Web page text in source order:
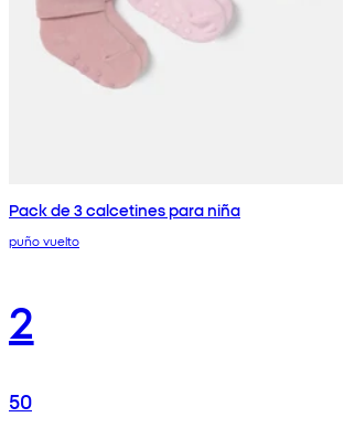
Pack de 3 calcetines para niña
puño vuelto
2
50